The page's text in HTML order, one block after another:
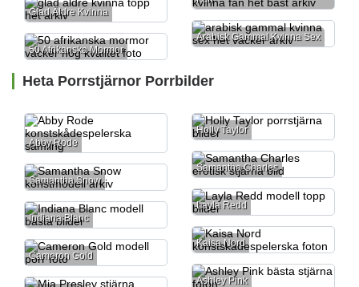
Glad Äldre Kvinna
Arabisk Gammal Kvinna Sex
50 Afrikanska Mormor
Heta Porrstjärnor Porrbilder
Abby Rode
Holly Taylor
Samantha Charles
Samantha Snow
Layla Redd
Indiana Blanc
Kaisa Nord
Cameron Gold
Ashley Pink